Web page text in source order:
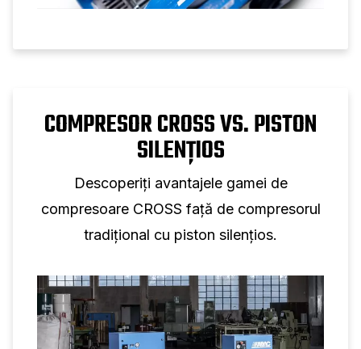
COMPRESOR CROSS VS. PISTON
SILENȚIOS
Descoperiți avantajele gamei de
compresoare CROSS față de compresorul
tradițional cu piston silențios.